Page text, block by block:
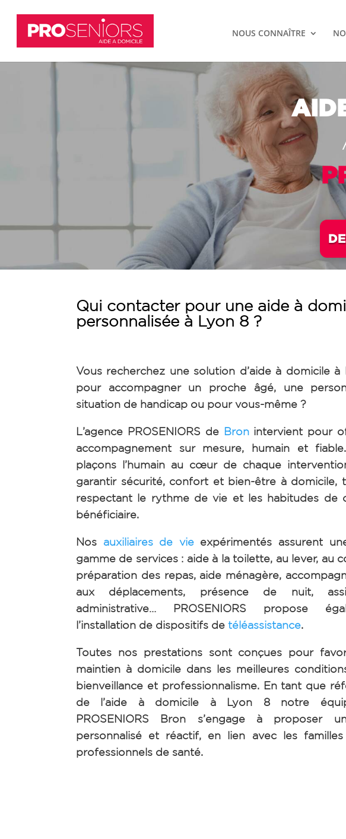
NOUS CONNAÎTRE
Qui contacter pour une aide à
personnalisée à Lyon 8 ?
Vous recherchez une solution d’aide à domicile à
pour accompagner un proche âgé, une
situation de handicap ou pour vous-même ?
L’agence PROSENIORS de Bronintervient pour
accompagnement sur mesure, humain et
plaçons l’humain au cœur de chaque
garantir sécurité, confort et bien-être à domicile,
respectant le rythme de vie et les habitudes de
bénéficiaire.
Nos auxiliaires de vieexpérimentés assurent
gamme de services : aide à la toilette, au lever, au
préparation des repas, aide ménagère,
aux déplacements, présence de nuit,
administrative… PROSENIORS propose
l’installation de dispositifs de téléassistance.
Toutes nos prestations sont conçues pour
maintien à domicile dans les meilleures
bienveillance et professionnalisme. En tant que
de l’aide à domicile à Lyon 8 notre
PROSENIORS Bron s’engage à proposer
personnalisé et réactif, en lien avec les
professionnels de santé.